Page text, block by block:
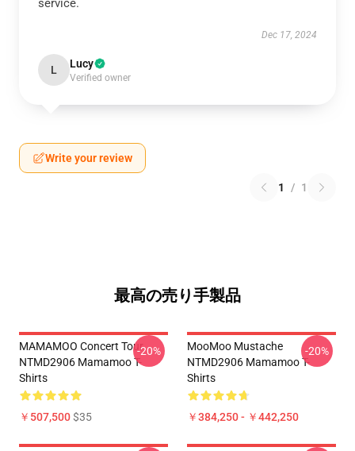
service.
Dec 17, 2024
L Lucy
Verified owner
Write your review
1 / 1
最高の売り手製品
MAMAMOO Concert Tour
NTMD2906 Mamamoo T-
Shirts
￥507,500$35
-20%
MooMoo Mustache
NTMD2906 Mamamoo T-
Shirts
￥384,250 - ￥442,250
-20%